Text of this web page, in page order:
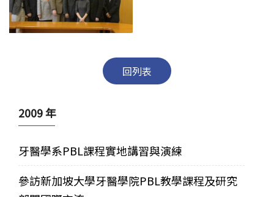
回列表
2009 年
牙醫學系PBL課程實地講習與演練
參訪新加坡大學牙醫學院PBL教學課程及研究